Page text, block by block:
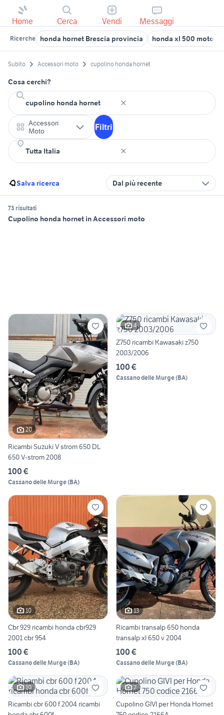
Home Cerca Vendi Messaggi
Ricerche honda hornet Brescia provincia honda xl 500 moto
Subito Accessori moto cupolino honda hornet
Cosa cerchi?
Accessori
Moto
Filtri
Salva ricerca Dal più recente
73 risultati
Cupolino honda hornet in Accessori moto
20
Ricambi Suzuki V strom 650 DL
650 V-strom 2008
100 €
Cassano delle Murge(BA)
4
Z750 ricambi Kawasaki z750
2003/2006
100 €
Cassano delle Murge(BA)
10
Cbr 929 ricambi honda cbr929
2001 cbr 954
100 €
Cassano delle Murge(BA)
13
Ricambi transalp 650 honda
transalp xl 650 v 2004
100 €
Cassano delle Murge(BA)
10
Ricambi cbr 600 f 2004 ricambi
2
Cupolino GIVI per Honda Hornet